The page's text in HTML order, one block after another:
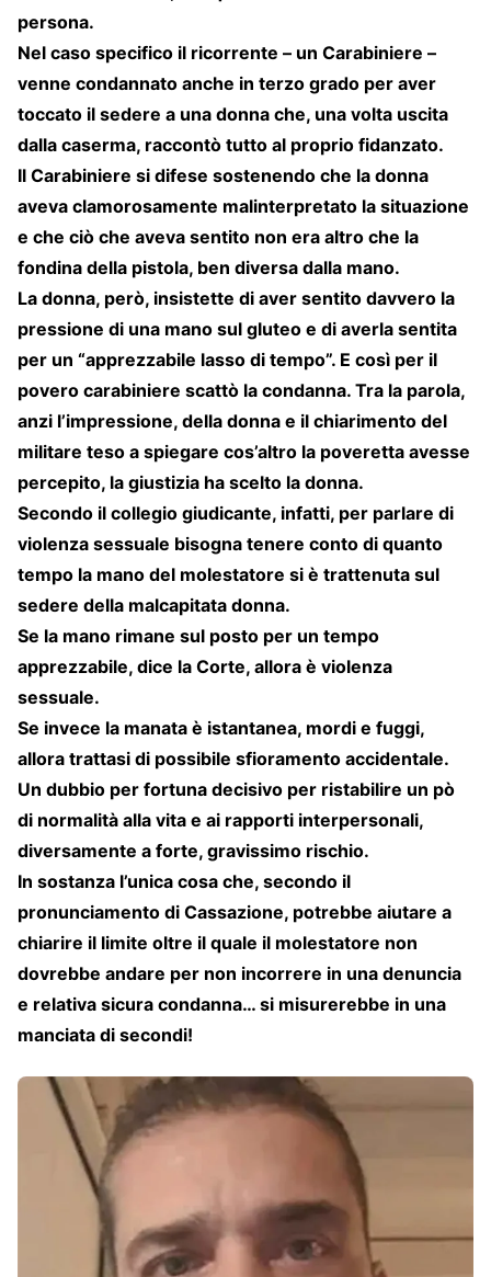
persona.
Nel caso specifico il ricorrente – un Carabiniere –
venne condannato anche in terzo grado per aver
toccato il sedere a una donna che, una volta uscita
dalla caserma, raccontò tutto al proprio fidanzato.
Il Carabiniere si difese sostenendo che la donna
aveva clamorosamente malinterpretato la situazione
e che ciò che aveva sentito non era altro che la
fondina della pistola, ben diversa dalla mano.
La donna, però, insistette di aver sentito davvero la
pressione di una mano sul gluteo e di averla sentita
per un “apprezzabile lasso di tempo”. E così per il
povero carabiniere scattò la condanna. Tra la parola,
anzi l’impressione, della donna e il chiarimento del
militare teso a spiegare cos’altro la poveretta avesse
percepito, la giustizia ha scelto la donna.
Secondo il collegio giudicante, infatti, per parlare di
violenza sessuale bisogna tenere conto di quanto
tempo la mano del molestatore si è trattenuta sul
sedere della malcapitata donna.
Se la mano rimane sul posto per un tempo
apprezzabile, dice la Corte, allora è violenza
sessuale.
Se invece la manata è istantanea, mordi e fuggi,
allora trattasi di possibile sfioramento accidentale.
Un dubbio per fortuna decisivo per ristabilire un pò
di normalità alla vita e ai rapporti interpersonali,
diversamente a forte, gravissimo rischio.
In sostanza l’unica cosa che, secondo il
pronunciamento di Cassazione, potrebbe aiutare a
chiarire il limite oltre il quale il molestatore non
dovrebbe andare per non incorrere in una denuncia
e relativa sicura condanna… si misurerebbe in una
manciata di secondi!